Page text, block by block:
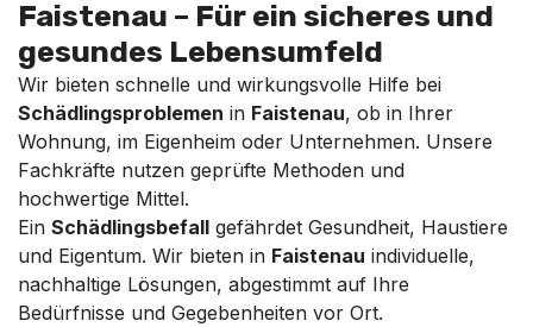
Faistenau – Für ein sicheres und
gesundes Lebensumfeld
Wir bieten schnelle und wirkungsvolle Hilfe bei
Schädlingsproblemen in Faistenau, ob in Ihrer
Wohnung, im Eigenheim oder Unternehmen. Unsere
Fachkräfte nutzen geprüfte Methoden und
hochwertige Mittel.
Ein Schädlingsbefall gefährdet Gesundheit, Haustiere
und Eigentum. Wir bieten in Faistenau individuelle,
nachhaltige Lösungen, abgestimmt auf Ihre
Bedürfnisse und Gegebenheiten vor Ort.